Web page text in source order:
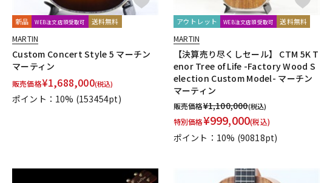
新品 WEB注文店頭受取可 送料無料
MARTIN
Custom Concert Style 5 マーチン
マーティン
販売価格¥1,688,000(税込)
ポイント：10% (153454pt)
アウトレット WEB注文店頭受取可 送料無料
MARTIN
【決算売り尽くしセール】 CTM 5K T
enor Tree of Life -Factory Wood S
election Custom Model- マーチン
マーティン
販売価格¥1,100,000(税込)
特別価格¥999,000(税込)
ポイント：10% (90818pt)